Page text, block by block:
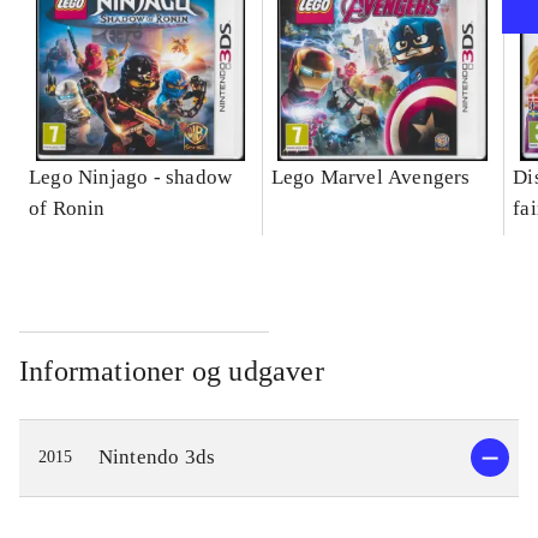
Lego Ninjago - shadow
of Ronin
Lego Marvel Avengers
Informationer og udgaver
2015 Nintendo 3ds